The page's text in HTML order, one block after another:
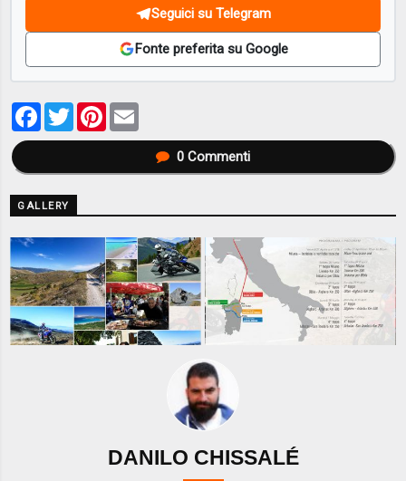
Seguici su Telegram
Fonte preferita su Google
Facebook
TwitterPinterest
0Commenti
GALLERY
DANILO CHISSALÉ